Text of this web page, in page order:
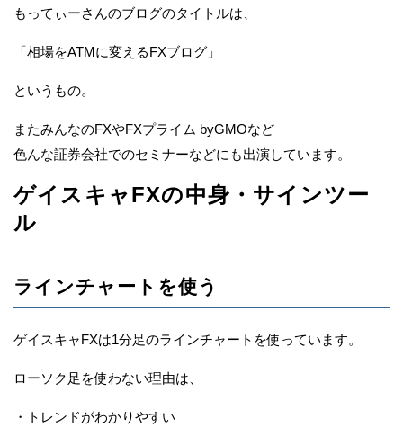
もってぃーさんのブログのタイトルは、
「相場をATMに変えるFXブログ」
というもの。
またみんなのFXやFXプライム byGMOなど
色んな証券会社でのセミナーなどにも出演しています。
ゲイスキャFXの中身・サインツー
ル
ラインチャートを使う
ゲイスキャFXは1分足のラインチャートを使っています。
ローソク足を使わない理由は、
・トレンドがわかりやすい